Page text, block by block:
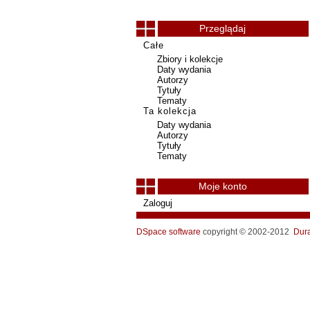
Przeglądaj
Całe
Zbiory i kolekcje
Daty wydania
Autorzy
Tytuły
Tematy
Ta kolekcja
Daty wydania
Autorzy
Tytuły
Tematy
Moje konto
Zaloguj
DSpace software copyright © 2002-2012